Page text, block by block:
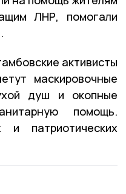
ЛНР, помогали
активисты
маскировочные
душ и окопные
помощь.
патриотических